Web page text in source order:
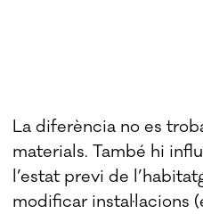
La diferència no es
materials. També hi
l’estat previ de
modificar